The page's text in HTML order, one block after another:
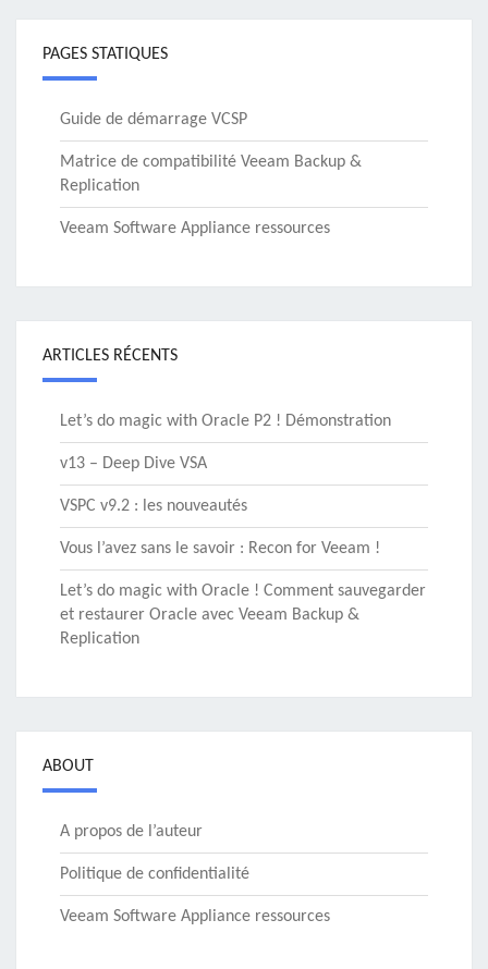
PAGES STATIQUES
Guide de démarrage VCSP
Matrice de compatibilité Veeam Backup &
Replication
Veeam Software Appliance ressources
ARTICLES RÉCENTS
Let’s do magic with Oracle P2 ! Démonstration
v13 – Deep Dive VSA
VSPC v9.2 : les nouveautés
Vous l’avez sans le savoir : Recon for Veeam !
Let’s do magic with Oracle ! Comment sauvegarder
et restaurer Oracle avec Veeam Backup &
Replication
ABOUT
A propos de l’auteur
Politique de confidentialité
Veeam Software Appliance ressources